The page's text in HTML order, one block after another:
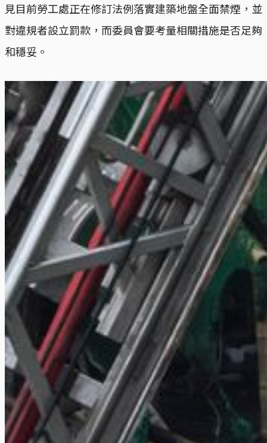
見目前勞工處正在修訂法例落實建築地盤全面禁煙，並
對違規者設立罰款，而委員會要考量相關措施是否足夠
和穩妥。